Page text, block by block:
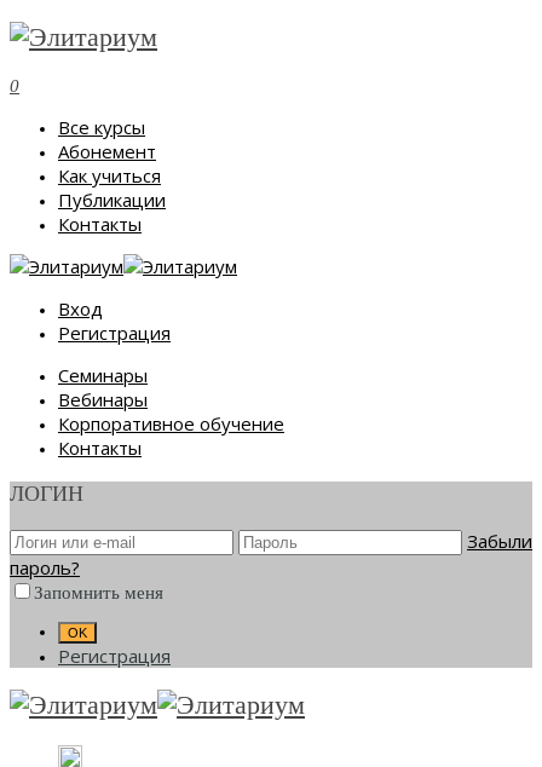
0
Все курсы
Абонемент
Как учиться
Публикации
Контакты
Вход
Регистрация
Семинары
Вебинары
Корпоративное обучение
Контакты
ЛОГИН
Забыли
пароль?
Запомнить меня
Регистрация